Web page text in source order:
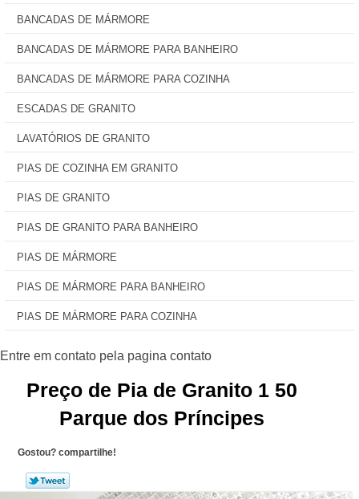
BANCADAS DE MÁRMORE
BANCADAS DE MÁRMORE PARA BANHEIRO
BANCADAS DE MÁRMORE PARA COZINHA
ESCADAS DE GRANITO
LAVATÓRIOS DE GRANITO
PIAS DE COZINHA EM GRANITO
PIAS DE GRANITO
PIAS DE GRANITO PARA BANHEIRO
PIAS DE MÁRMORE
PIAS DE MÁRMORE PARA BANHEIRO
PIAS DE MÁRMORE PARA COZINHA
Preço de Pia de Granito 1 50
Parque dos Príncipes
Gostou? compartilhe!